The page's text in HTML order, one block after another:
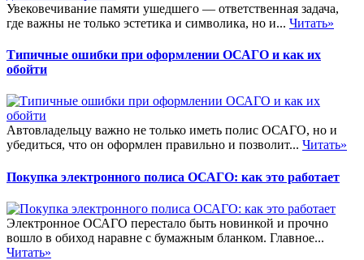
Увековечивание памяти ушедшего — ответственная задача,
где важны не только эстетика и символика, но и... Читать»
Типичные ошибки при оформлении ОСАГО и как их
обойти
Автовладельцу важно не только иметь полис ОСАГО, но и
убедиться, что он оформлен правильно и позволит... Читать»
Покупка электронного полиса ОСАГО: как это работает
Электронное ОСАГО перестало быть новинкой и прочно
вошло в обиход наравне с бумажным бланком. Главное...
Читать»